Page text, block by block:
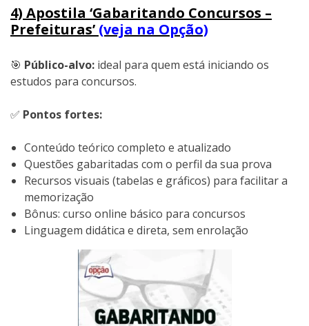
4) Apostila ‘Gabaritando Concursos –
Prefeituras’ (veja na Opção)
🎯 Público-alvo: ideal para quem está iniciando os
estudos para concursos.
✅ Pontos fortes:
Conteúdo teórico completo e atualizado
Questões gabaritadas com o perfil da sua prova
Recursos visuais (tabelas e gráficos) para facilitar a
memorização
Bônus: curso online básico para concursos
Linguagem didática e direta, sem enrolação